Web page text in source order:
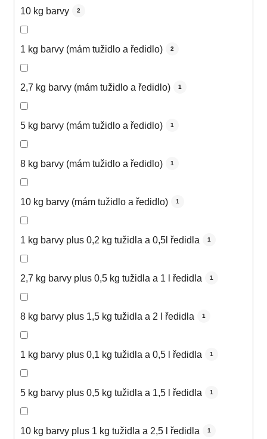
10 kg barvy 2
1 kg barvy (mám tužidlo a ředidlo) 2
2,7 kg barvy (mám tužidlo a ředidlo) 1
5 kg barvy (mám tužidlo a ředidlo) 1
8 kg barvy (mám tužidlo a ředidlo) 1
10 kg barvy (mám tužidlo a ředidlo) 1
1 kg barvy plus 0,2 kg tužidla a 0,5l ředidla 1
2,7 kg barvy plus 0,5 kg tužidla a 1 l ředidla 1
8 kg barvy plus 1,5 kg tužidla a 2 l ředidla 1
1 kg barvy plus 0,1 kg tužidla a 0,5 l ředidla 1
5 kg barvy plus 0,5 kg tužidla a 1,5 l ředidla 1
10 kg barvy plus 1 kg tužidla a 2,5 l ředidla 1